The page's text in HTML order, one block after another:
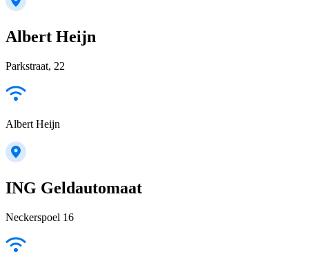
Albert Heijn
Parkstraat, 22
Albert Heijn
ING Geldautomaat
Neckerspoel 16